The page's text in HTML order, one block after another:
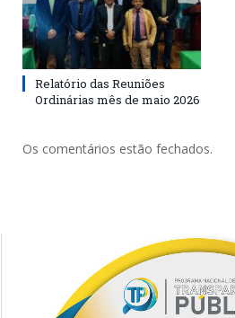
Relatório das Reuniões
Ordinárias mês de maio 2026
Os comentários estão fechados.